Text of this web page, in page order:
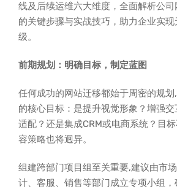
线及后续运维六大维度，全面解析公
的关键步骤与实战技巧，助力企业实
级。
前期规划：明确目标，制定蓝图
任何成功的网站迁移都始于周密的规
的核心目标：是提升视觉形象？增强
适配？还是集成CRM或电商系统？目
容策略也将迥异。
组建跨部门项目组至关重要,建议由市
计、客服、销售等部门成立专项小组